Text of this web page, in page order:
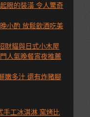
眼的裝潢 令人驚奇
小酌 放鬆飲酒吃美
財貓與日式小木屋
人氣晚餐宵夜推薦
嫩多汁 還有炸豬腳
工冰淇淋 窯烤比